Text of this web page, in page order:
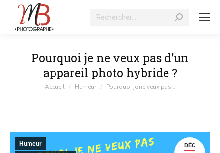
Recherche
Pourquoi je ne veux pas d’un
appareil photo hybride ?
Vous êtes ici :
Accueil Humeur Pourquoi je ne veux pas…
DÉC
Humeur